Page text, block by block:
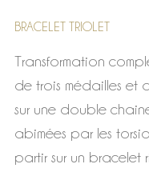
BRACELET TRIOLET
Transformation
de trois médailles et
sur une double
abimées par les
partir sur un bracelet